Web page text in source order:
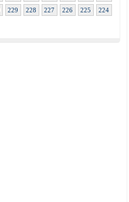
224
225
226
227
228
229